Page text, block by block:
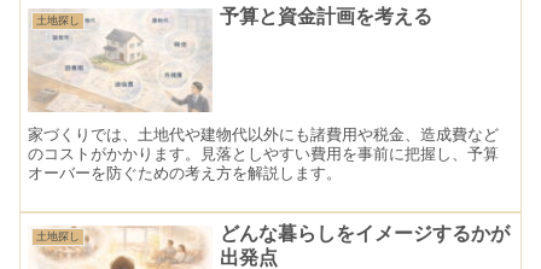
土地探し 予算と資金計画を考える
家づくりでは、土地代や建物代以外にも諸費用や税金、造成費など
のコストがかかります。見落としやすい費用を事前に把握し、予算
オーバーを防ぐための考え方を解説します。
土地探し
どんな暮らしをイメージするかが
出発点